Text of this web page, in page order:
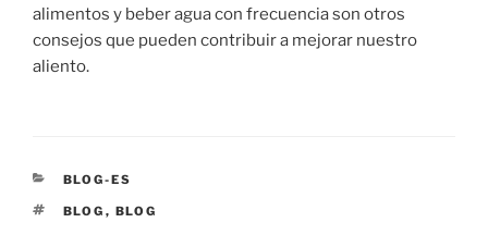
alimentos y beber agua con frecuencia son otros
consejos que pueden contribuir a mejorar nuestro
aliento.
CATEGORÍAS
BLOG-ES
ETIQUETAS
BLOG , BLOG